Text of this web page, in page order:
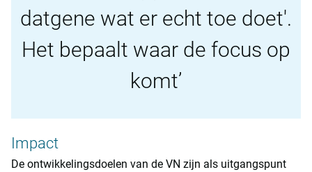
datgene wat er echt toe doet'.
Het bepaalt waar de focus op
komt
Impact
De ontwikkelingsdoelen van de VN zijn als uitgangspunt